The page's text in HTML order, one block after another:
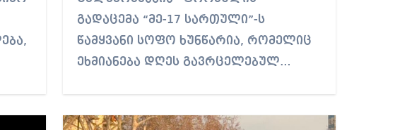
გადაცემა “მე-17 სართული”-ს
წამყვანი სოფო ხუნწარია, რომელიც
ეხმიანება დღეს გავრცელებულ…